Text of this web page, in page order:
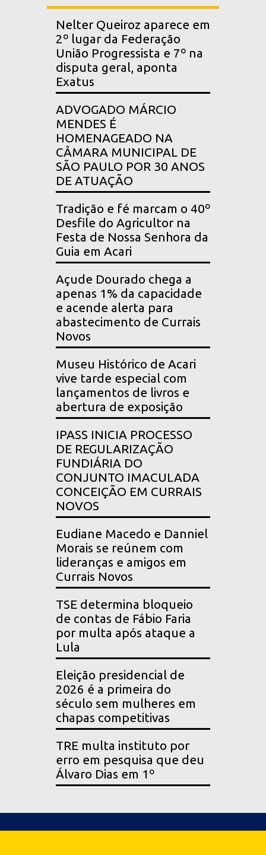
Nelter Queiroz aparece em
2º lugar da Federação
União Progressista e 7º na
disputa geral, aponta
Exatus
ADVOGADO MÁRCIO
MENDES É
HOMENAGEADO NA
CÂMARA MUNICIPAL DE
SÃO PAULO POR 30 ANOS
DE ATUAÇÃO
Tradição e fé marcam o 40º
Desfile do Agricultor na
Festa de Nossa Senhora da
Guia em Acari
Açude Dourado chega a
apenas 1% da capacidade
e acende alerta para
abastecimento de Currais
Novos
Museu Histórico de Acari
vive tarde especial com
lançamentos de livros e
abertura de exposição
IPASS INICIA PROCESSO
DE REGULARIZAÇÃO
FUNDIÁRIA DO
CONJUNTO IMACULADA
CONCEIÇÃO EM CURRAIS
NOVOS
Eudiane Macedo e Danniel
Morais se reúnem com
lideranças e amigos em
Currais Novos
TSE determina bloqueio
de contas de Fábio Faria
por multa após ataque a
Lula
Eleição presidencial de
2026 é a primeira do
século sem mulheres em
chapas competitivas
TRE multa instituto por
erro em pesquisa que deu
Álvaro Dias em 1º